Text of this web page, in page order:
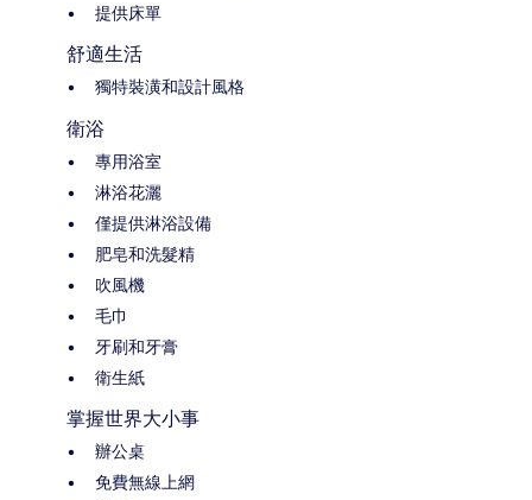
提供床單
舒適生活
獨特裝潢和設計風格
衛浴
專用浴室
淋浴花灑
僅提供淋浴設備
肥皂和洗髮精
吹風機
毛巾
牙刷和牙膏
衛生紙
掌握世界大小事
辦公桌
免費無線上網